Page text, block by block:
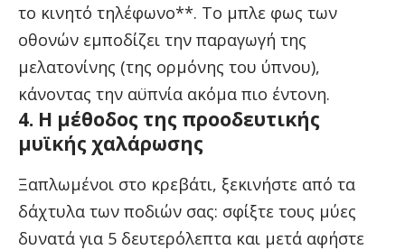
το κινητό τηλέφωνο**. Το μπλε φως των
οθονών εμποδίζει την παραγωγή της
μελατονίνης (της ορμόνης του ύπνου),
κάνοντας την αϋπνία ακόμα πιο έντονη.
4. Η μέθοδος της προοδευτικής
μυϊκής χαλάρωσης
Ξαπλωμένοι στο κρεβάτι, ξεκινήστε από τα
δάχτυλα των ποδιών σας: σφίξτε τους μύες
δυνατά για 5 δευτερόλεπτα και μετά αφήστε